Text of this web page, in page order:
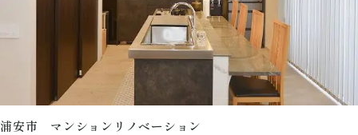
浦安市 マンションリノベーション